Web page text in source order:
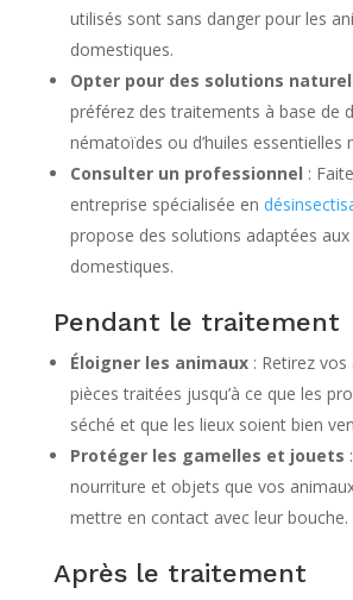
utilisés sont sans danger pour les
domestiques.
Opter pour des solutions
préférez des traitements à base de
nématoïdes ou d’huiles essentielles
Consulter un professionnel :
entreprise spécialisée en
propose des solutions adaptées
domestiques.
Pendant le traitement
Éloigner les animaux: Retirez vos
pièces traitées jusqu’à ce que les
séché et que les lieux soient bien
Protéger les gamelles et jouets
nourriture et objets que vos
mettre en contact avec leur bouche.
Après le traitement